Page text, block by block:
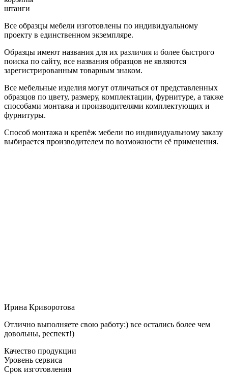
штанги
Все образцы мебели изготовлены по индивидуальному
проекту в единственном экземпляре.
Образцы имеют названия для их различия и более быстрого
поиска по сайту, все названия образцов не являются
зарегистрированным товарным знаком.
Все мебельные изделия могут отличаться от представленных
образцов по цвету, размеру, комплектации, фурнитуре, а также
способами монтажа и производителями комплектующих и
фурнитуры.
Способ монтажа и крепёж мебели по индивидуальному заказу
выбирается производителем по возможности её применения.
Ирина Криворотова
Отлично выполняете свою работу:) все остались более чем
довольны, респект!)
Качество продукции
Уровень сервиса
Срок изготовления